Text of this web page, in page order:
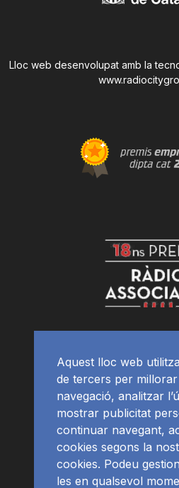
Lloc web desenvolupat amb la
Aquest lloc web
de tercers per millorar
navegació, analitzar
mostrar publicitat
continuar navegant,
cookies segons la
cookies. Podeu
les en qualsevol